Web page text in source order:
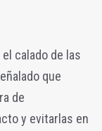
calado de las
que
de
y evitarlas en